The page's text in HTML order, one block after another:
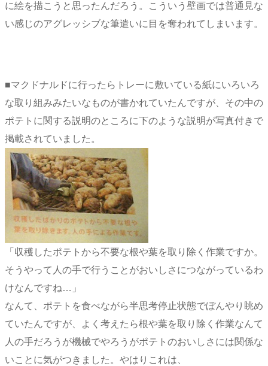
に絵を描こうと思ったんだろう。こういう壁画では普通見な
い感じのアグレッシブな筆遣いに目を奪われてしまいます。
■マクドナルドに行ったらトレーに敷いている紙にいろいろ
な取り組みみたいなものが書かれていたんですが、その中の
ポテトに関する説明のところに下のような説明が写真付きで
掲載されていました。
「収穫したポテトから不要な根や葉を取り除く作業ですか。
そうやって人の手で行うことがおいしさにつながっているわ
けなんですね…」
なんて、ポテトを食べながら半思考停止状態でぼんやり眺め
ていたんですが、よく考えたら根や葉を取り除く作業なんて
人の手だろうが機械でやろうがポテトのおいしさには関係な
いことに気がつきました。やはりこれは、